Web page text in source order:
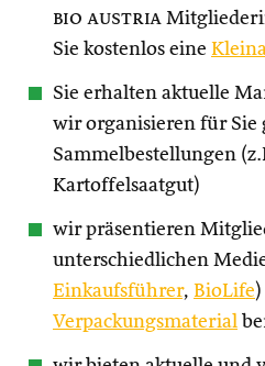
bio austria
Sie kostenlos eine
Sie erhalten aktuelle
wir organisieren für Sie
Sammelbestellungen
Kartoffelsaatgut)
wir präsentieren
unterschiedlichen
Einkaufsführer, BioLife
Verpackungsmaterial